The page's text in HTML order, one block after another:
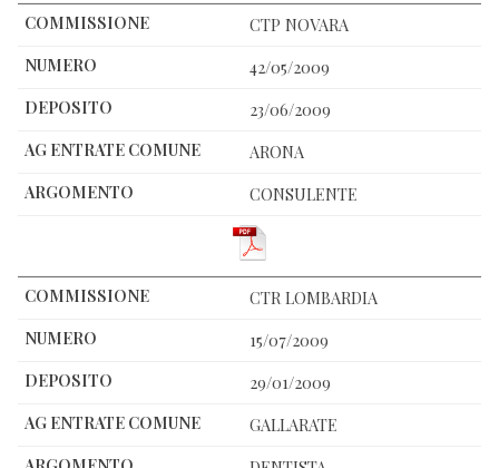
CTP NOVARA
42/05/2009
23/06/2009
ARONA
CONSULENTE
CTR LOMBARDIA
15/07/2009
29/01/2009
GALLARATE